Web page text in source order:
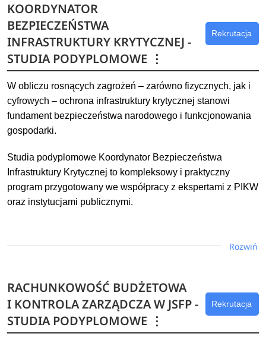
KOORDYNATOR
BEZPIECZEŃSTWA
INFRASTRUKTURY KRYTYCZNEJ -
STUDIA PODYPLOMOWE ⋮
Rekrutacja
W obliczu rosnących zagrożeń – zarówno fizycznych, jak i
cyfrowych – ochrona infrastruktury krytycznej stanowi
fundament bezpieczeństwa narodowego i funkcjonowania
gospodarki.
Studia podyplomowe Koordynator Bezpieczeństwa
Infrastruktury Krytycznej to kompleksowy i praktyczny
program przygotowany we współpracy z ekspertami z PIKW
oraz instytucjami publicznymi.
Rozwiń
RACHUNKOWOŚĆ BUDŻETOWA
I KONTROLA ZARZĄDCZA W JSFP -
STUDIA PODYPLOMOWE ⋮
Rekrutacja